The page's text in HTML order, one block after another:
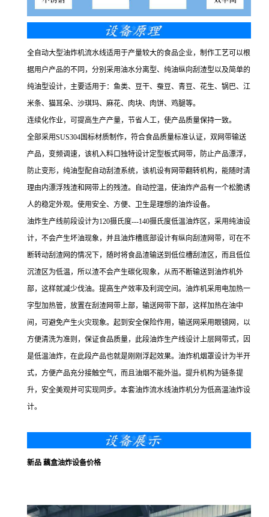
全自动大型油炸机流水线适用于产量较大的食品企业，制作工艺可以根
据用户产品的不同，分别采用油水分离型、纯油纵向刮渣型以及简单的
纯油型设计，主要适用于：鱼类、豆干、蚕豆、青豆、花生、锅巴、江
米条、猫耳朵、沙琪玛、麻花、肉块、肉饼、鸡腿等。
连续化作业，可提高生产产量，节省人工，使产品质量保持一致。
全部采用SUS304国标材质制作，符合食品质量标准认证，双网带输送
产品，变频调速，该机入料口独特设计定型板式网带，防止产品漂浮，
防止变形，纯油型配自动刮渣系统，该机设有网带翻转机构，能随时清
理由内漂浮残渣和网带上的残渣。自动控温，使油炸产品有一个松脆诱
人的稳定外观。使用安全、方便、卫生是理想的油炸设备。
油炸生产线前段设计为120摄氏度---140摄氏度低温油炸区，采用纯油设
计，不会产生坏油现象，并且油炸槽底部设计有纵向刮渣网带，可在不
断转动刮渣网的情况下，随时将食品渣输送到低位槽刮渣区，而且低位
沉渣区为低温，所以渣不会产生碳化现象，从而不断输送到油炸机外
部，这样就减少伐油。提高生产效率及利润空间。油炸机采用电加热一
字型加热管，放置在刮渣网带上部，输送网带下部，这样加热在油中
间，可避免产生火灾现象。起到安全保险作用，输送网采用眼镜网，以
方便清洗为准则，保证食品质量，此段油炸生产线设计上层网带式，因
是低温油炸，在此段产品也就是刚刚浮起效果。油炸机烟罩设计为半开
式，方便产品充分接触空气，而且油烟不能外溢。提升机构为链条提
升，安全美观并可实现同步。本套油炸流水线油炸机分为低高温油炸设
计。
新品 藕盒油炸设备价格